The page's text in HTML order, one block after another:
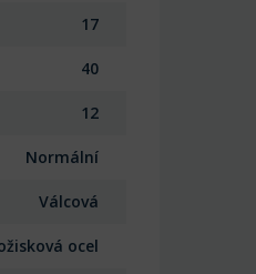
17
40
12
Normální
Válcová
ocel